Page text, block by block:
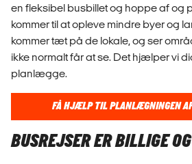
en fleksibel busbillet og hoppe af og
kommer til at opleve mindre byer og
kommer tæt på de lokale, og ser
ikke normalt får at se. Det hjælper vi
planlægge.
FÅ HJÆLP TIL PLANLÆGNINGEN
BUSREJSER ER BILLIGE